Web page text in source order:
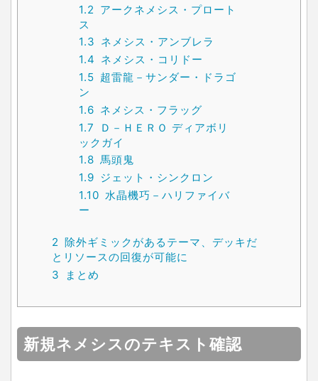
1.2 アークネメシス・プロート
ス
1.3 ネメシス・アンブレラ
1.4 ネメシス・コリドー
1.5 超雷龍－サンダー・ドラゴ
ン
1.6 ネメシス・フラッグ
1.7
Ｄ－ＨＥＲＯ ディアボリ
ックガイ
1.8 馬頭鬼
1.9 ジェット・シンクロン
1.10 水晶機巧－ハリファイバ
ー
2 除外ギミックがあるテーマ、デッキだ
とリソースの回復が可能に
3
まとめ
新規ネメシスのテキスト確認